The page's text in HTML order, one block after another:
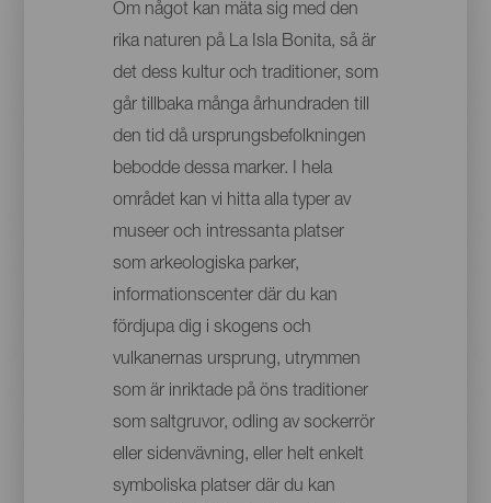
Om något kan mäta sig med den
rika naturen på La Isla Bonita, så är
det dess kultur och traditioner, som
går tillbaka många århundraden till
den tid då ursprungsbefolkningen
bebodde dessa marker. I hela
området kan vi hitta alla typer av
museer och intressanta platser
som arkeologiska parker,
informationscenter där du kan
fördjupa dig i skogens och
vulkanernas ursprung, utrymmen
som är inriktade på öns traditioner
som saltgruvor, odling av sockerrör
eller sidenvävning, eller helt enkelt
symboliska platser där du kan